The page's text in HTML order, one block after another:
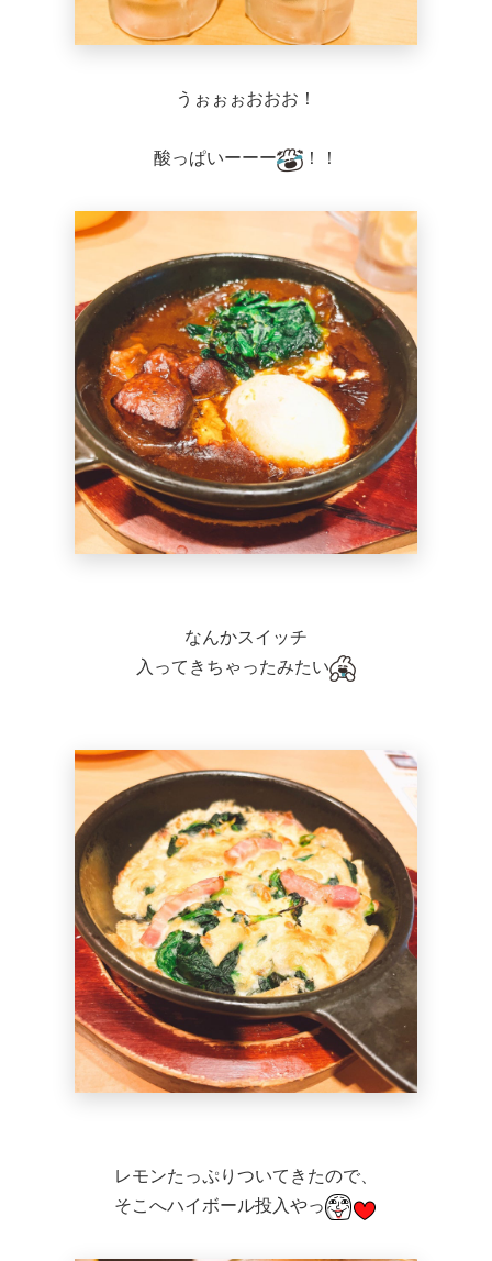
うぉぉぉおおお！
酸っぱいーーー ！！
なんかスイッチ
入ってきちゃったみたい
レモンたっぷりついてきたので、
そこへハイボール投入やっ